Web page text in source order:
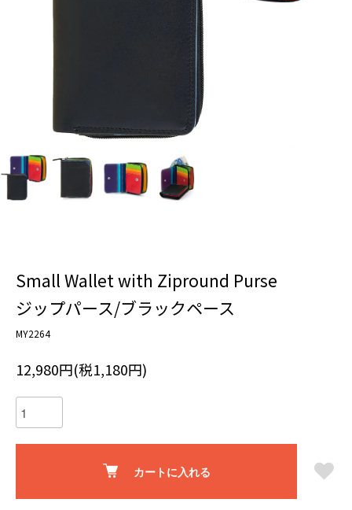
Small Wallet with Zipround Purse
ジップパース/ブラックペース
MY2264
12,980円(税1,180円)
カートに入れる